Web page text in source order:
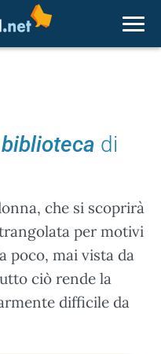
biblioteca di
che si scoprirà
per motivi
poco, mai vista da
ciò rende la
difficile da